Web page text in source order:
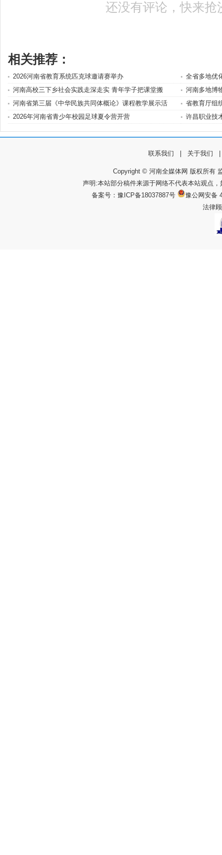
还没有评论，快来抢
相关推荐：
2026河南省教育系统匹克球邀请赛举办
全省多地优
河南高校三下乡社会实践走深走实 青年学子把课堂搬
河南多地博
河南省第三届《中华民族共同体概论》课程教学展示活
省教育厅组
2026年河南省青少年校园足球夏令营开营
许昌职业技
联系我们 关于我们
Copyright © 河南全媒体网 版权所有
声明:本站部分稿件来源于网络不代表本站观点
备案号： 豫ICP备18037887号
豫公网安备
法律